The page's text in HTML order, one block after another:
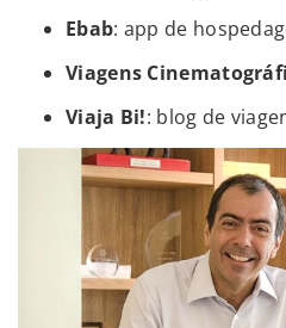
Ebab: app de
Viagens
Viaja Bi!: blog de